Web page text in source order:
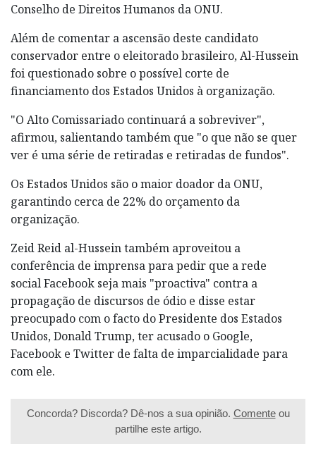
Conselho de Direitos Humanos da ONU.
Além de comentar a ascensão deste candidato
conservador entre o eleitorado brasileiro, Al-Hussein
foi questionado sobre o possível corte de
financiamento dos Estados Unidos à organização.
"O Alto Comissariado continuará a sobreviver",
afirmou, salientando também que "o que não se quer
ver é uma série de retiradas e retiradas de fundos".
Os Estados Unidos são o maior doador da ONU,
garantindo cerca de 22% do orçamento da
organização.
Zeid Reid al-Hussein também aproveitou a
conferência de imprensa para pedir que a rede
social Facebook seja mais "proactiva" contra a
propagação de discursos de ódio e disse estar
preocupado com o facto do Presidente dos Estados
Unidos, Donald Trump, ter acusado o Google,
Facebook e Twitter de falta de imparcialidade para
com ele.
Concorda? Discorda? Dê-nos a sua opinião. Comenteou
partilhe este artigo.